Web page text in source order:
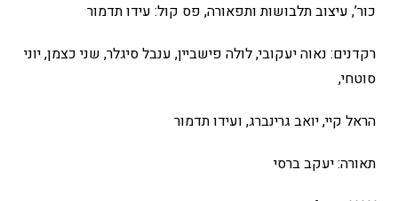
כור’, עיצוב תלבושות ותפאורה, פס קול: עידו תדמור
רקדנים: נאוה יעקובי, לולה פישביין, ענבל סיגלר, שני כצמן, יוני
סוטחי,
הראל קיי, יואב גרינברג, ועידו תדמור
תאורה: יעקב ברסי